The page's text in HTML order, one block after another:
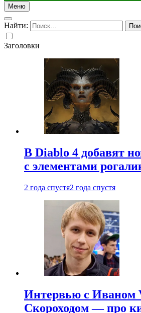
Меню
Найти:
Заголовки
В Diablo 4 добавят
с элементами
2 года спустя2 года спустя
Интервью с Иваном
Скороходом — про